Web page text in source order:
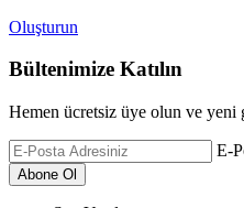
Oluşturun
Bültenimize Katılın
Hemen ücretsiz üye olun ve
E-